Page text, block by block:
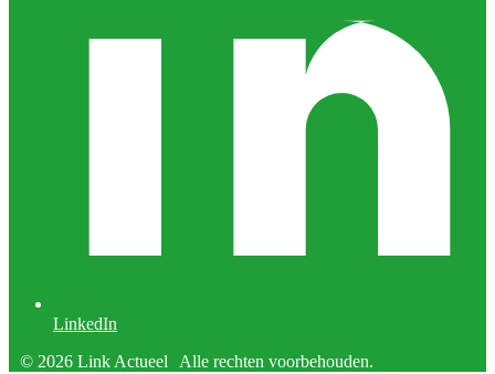
LinkedIn
© 2026 Link Actueel
Alle rechten voorbehouden.